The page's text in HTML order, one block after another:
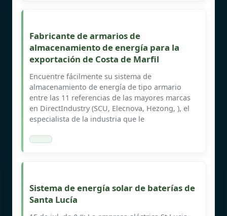
Fabricante de armarios de
almacenamiento de energía para la
exportación de Costa de Marfil
Encuentre fácilmente su sistema de
almacenamiento de energía de tipo armario
entre las 11 referencias de las mayores marcas
en DirectIndustry (SCU, Elecnova, Hezong, ), el
especialista de la industria que le
Sistema de energía solar de baterías de
Santa Lucía